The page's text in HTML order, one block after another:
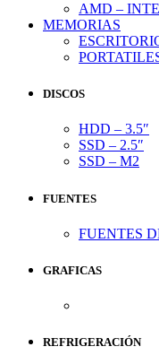
AMD –
MEMORIAS
DISCOS
HDD – 3.5″
SSD – 2.5″
SSD – M2
FUENTES
FUENTES
GRAFICAS
REFRIGERACIÓN